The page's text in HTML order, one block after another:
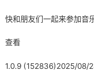
快和朋友们一起来参加音
查看
1.0.9 (152836)2025/08/